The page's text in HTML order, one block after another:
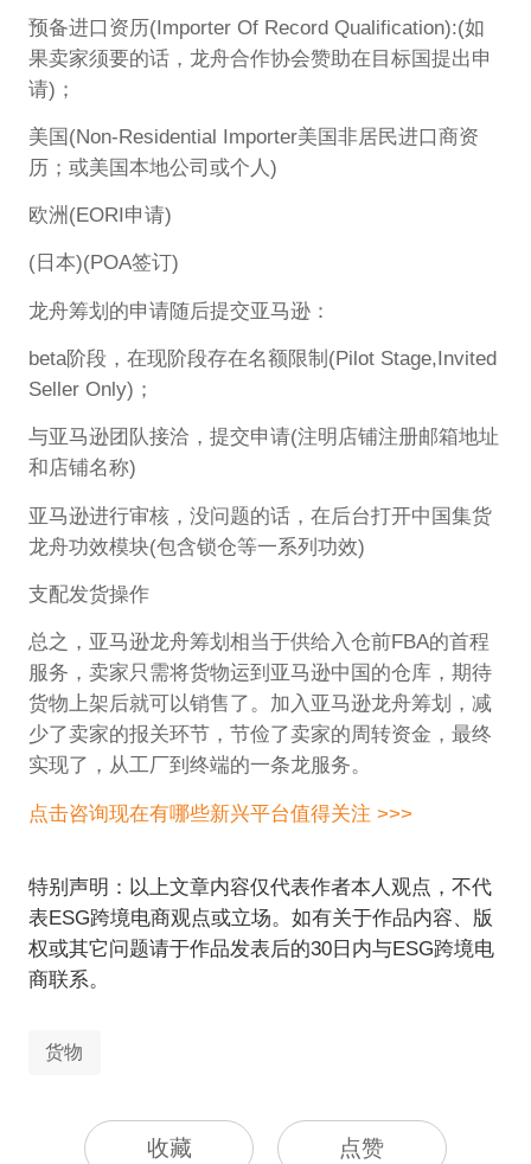
预备进口资历(Importer Of Record Qualification):(如
果卖家须要的话，龙舟合作协会赞助在目标国提出申
请)；
美国(Non-Residential Importer美国非居民进口商资
历；或美国本地公司或个人)
欧洲(EORI申请)
(日本)(POA签订)
龙舟筹划的申请随后提交亚马逊：
beta阶段，在现阶段存在名额限制(Pilot Stage,Invited
Seller Only)；
与亚马逊团队接洽，提交申请(注明店铺注册邮箱地址
和店铺名称)
亚马逊进行审核，没问题的话，在后台打开中国集货
龙舟功效模块(包含锁仓等一系列功效)
支配发货操作
总之，亚马逊龙舟筹划相当于供给入仓前FBA的首程
服务，卖家只需将货物运到亚马逊中国的仓库，期待
货物上架后就可以销售了。加入亚马逊龙舟筹划，减
少了卖家的报关环节，节俭了卖家的周转资金，最终
实现了，从工厂到终端的一条龙服务。
点击咨询现在有哪些新兴平台值得关注 >>>
特别声明：以上文章内容仅代表作者本人观点，不代
表ESG跨境电商观点或立场。如有关于作品内容、版
权或其它问题请于作品发表后的30日内与ESG跨境电
商联系。
货物
收藏 点赞